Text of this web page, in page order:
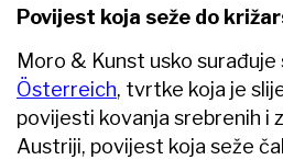
Povijest koja seže do
Moro & Kunst usko
Österreich, tvrtke koja je
povijesti kovanja srebrenih i
Austriji, povijest koja seže